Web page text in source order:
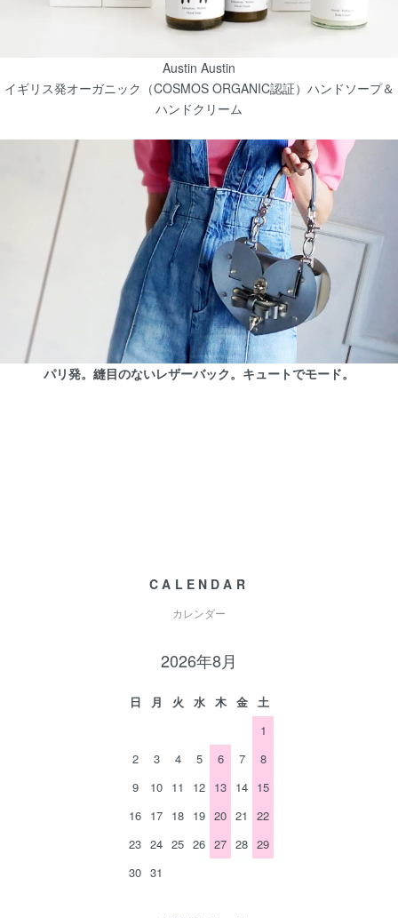
Austin Austin
イギリス発オーガニック（COSMOS ORGANIC認証）ハンドソープ＆
ハンドクリーム
パリ発。縫目のないレザーバック。キュートでモード。
CALENDAR
カレンダー
2026年8月
日 月 火 水 木 金
土
1
2
3 4 5 6 7
8
9
10 11 12 13 14 15
16 17 18 19 20 21
22
23 24 25 26 27 28 29
30 31